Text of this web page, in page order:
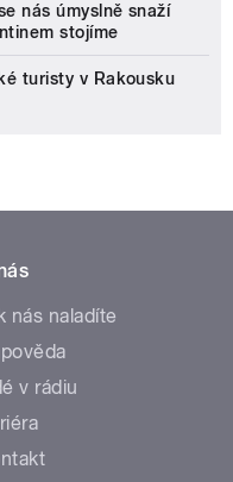
nás úmyslně snaží
stojíme
turisty v Rakousku
nás naladíte
v rádiu